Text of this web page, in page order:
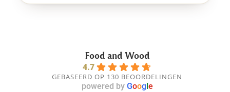
Food and Wood
4.7
GEBASEERD OP 130 BEOORDELINGEN
powered by Googl e